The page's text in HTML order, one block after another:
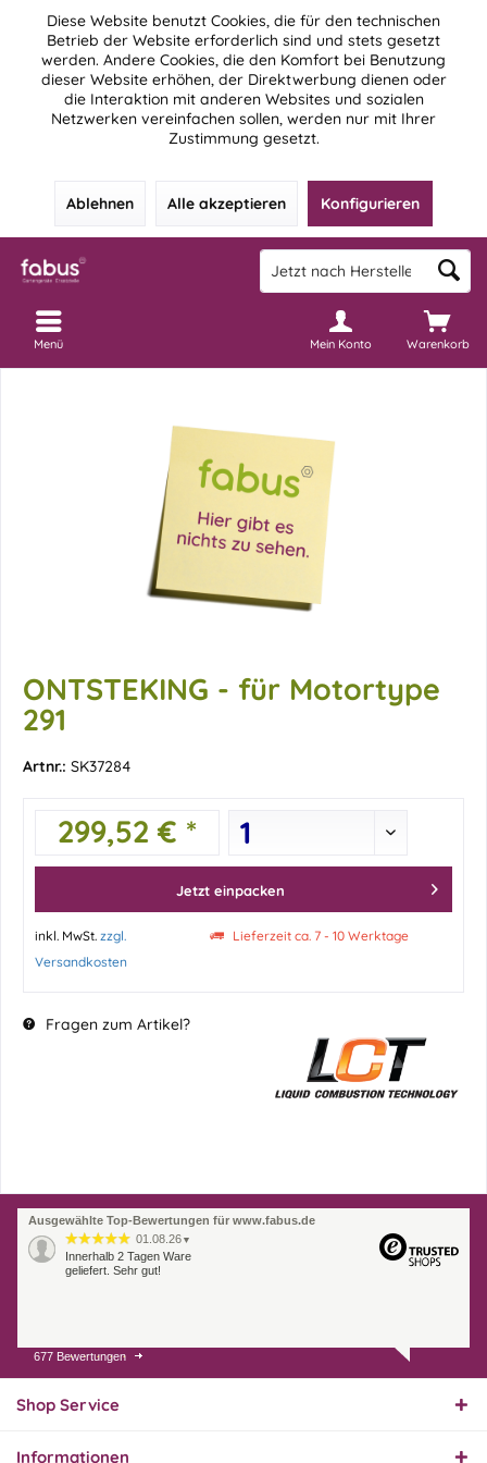
Diese Website benutzt Cookies, die für den technischen
Betrieb der Website erforderlich sind und stets gesetzt
werden. Andere Cookies, die den Komfort bei Benutzung
dieser Website erhöhen, der Direktwerbung dienen oder
die Interaktion mit anderen Websites und sozialen
Netzwerken vereinfachen sollen, werden nur mit Ihrer
Zustimmung gesetzt.
Ablehnen Alle akzeptieren Konfigurieren
Warenkorb
Mein Konto
Menü
ONTSTEKING - für Motortype
291
Artnr.: SK37284
299,52 € *
Jetzt einpacken
inkl. MwSt. zzgl.
Versandkosten
Lieferzeit ca. 7 - 10 Werktage
Fragen zum Artikel?
Ausgewählte Top-Bewertungen für www.fabus.de
01.08.26 ▼
Innerhalb 2 Tagen Ware
geliefert. Sehr gut!
31.07.26
Super schnelle Lieferung,
hervorragend. Gerne
677 Bewertungen
Shop Service
Informationen